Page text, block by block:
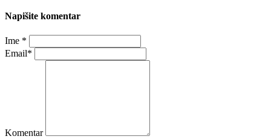
Napišite komentar
Ime *
Email*
Komentar